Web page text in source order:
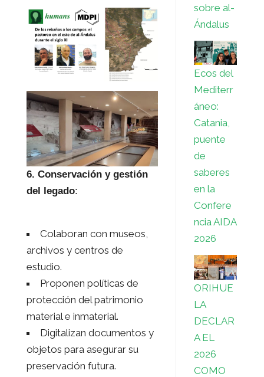
6. Conservación y gestión
del legado:
Colaboran con museos,
archivos y centros de
estudio.
Proponen políticas de
protección del patrimonio
material e inmaterial.
Digitalizan documentos y
objetos para asegurar su
preservación futura.
sobre al-
Ándalus
Ecos del
Mediterr
áneo:
Catania,
puente
de
saberes
en la
Confere
ncia AIDA
2026
ORIHUE
LA
DECLAR
A EL
2026
COMO